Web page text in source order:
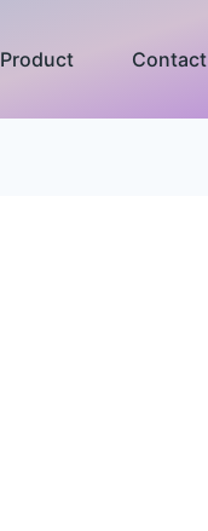
Product Contact